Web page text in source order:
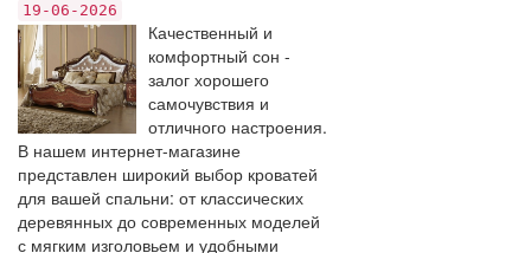
19-06-2026
Качественный и
комфортный сон -
залог хорошего
самочувствия и
отличного настроения.
В нашем интернет-магазине
представлен широкий выбор кроватей
для вашей спальни: от классических
деревянных до современных моделей
с мягким изголовьем и удобными